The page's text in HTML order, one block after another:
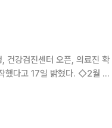
건강검진센터 오픈, 의료진 확
했다고 17일 밝혔다. ◇2월 말